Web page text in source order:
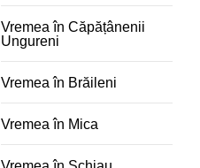
Vremea în Căpățânenii
Ungureni
Vremea în Brăileni
Vremea în Mica